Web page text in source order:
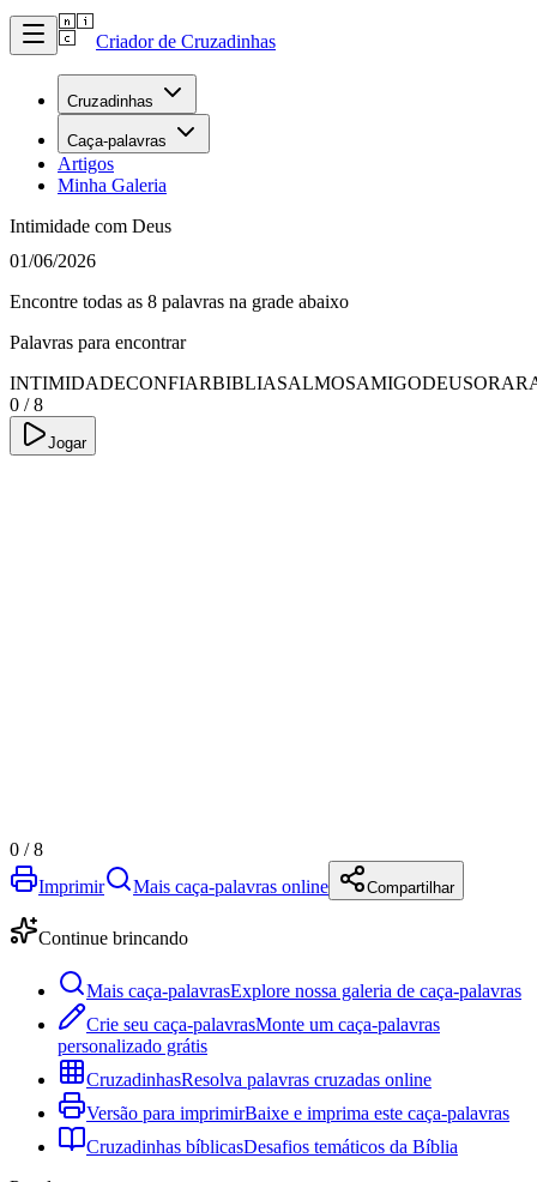
Criador de Cruzadinhas
Cruzadinhas
Caça-palavras
Artigos
Minha Galeria
Intimidade com Deus
01/06/2026
Encontre todas as 8 palavras na grade abaixo
Palavras para encontrar
INTIMIDADECONFIARBIBLIASALMOSAMIGODEUSORAR
0 /8
Jogar
0 /8
Imprimir
Mais caça-palavras online Compartilhar
Continue brincando
Mais caça-palavrasExplore nossa galeria de caça-palavras
Crie seu caça-palavrasMonte um caça-palavras
personalizado grátis
CruzadinhasResolva palavras cruzadas online
Versão para imprimirBaixe e imprima este caça-palavras
Cruzadinhas bíblicasDesafios temáticos da Bíblia